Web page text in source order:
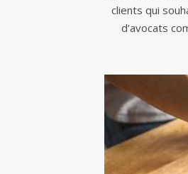
clients qui
d’avocats